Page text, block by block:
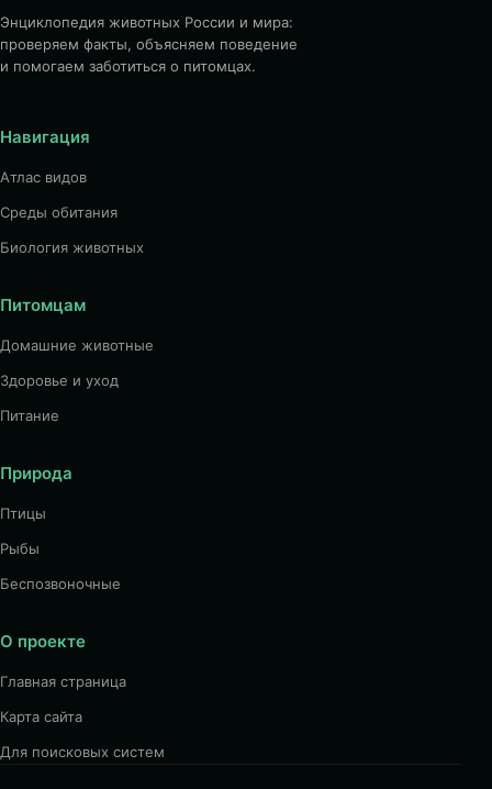
Энциклопедия животных России и мира:
проверяем факты, объясняем поведение
и помогаем заботиться о питомцах.
Навигация
Атлас видов
Среды обитания
Биология животных
Питомцам
Домашние животные
Здоровье и уход
Питание
Природа
Птицы
Рыбы
Беспозвоночные
О проекте
Главная страница
Карта сайта
Для поисковых систем